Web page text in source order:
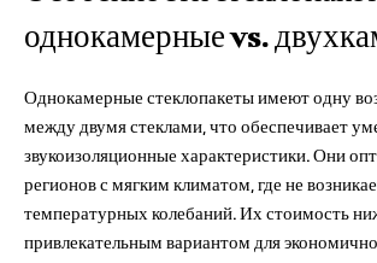
однокамерные vs.
Однокамерные стеклопакеты имеют одну
между двумя стеклами, что обеспечивает
звукоизоляционные характеристики. Они
регионов с мягким климатом, где не
температурных колебаний. Их стоимость
привлекательным вариантом для